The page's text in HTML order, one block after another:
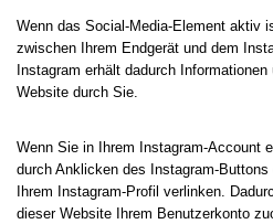
Wenn das Social-Media-Element aktiv
zwischen Ihrem Endgerät und dem
Instagram erhält dadurch
Website durch Sie.
Wenn Sie in Ihrem Instagram-Account
durch Anklicken des Instagram-
Ihrem Instagram-Profil verlinken.
dieser Website Ihrem Benutzerkonto